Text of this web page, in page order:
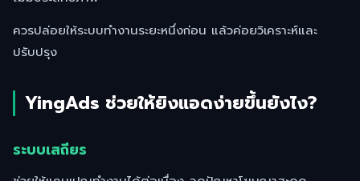
ควรปล่อยให้ระบบทำงานระยะหนึ่งก่อน แล้วค่อยวิเคราะห์และ
ปรับปรุง
YingAds ช่วยให้ยิงแอดง่ายขึ้นยังไง?
ระบบเสถียร